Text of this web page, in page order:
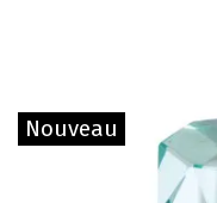
Nouveau